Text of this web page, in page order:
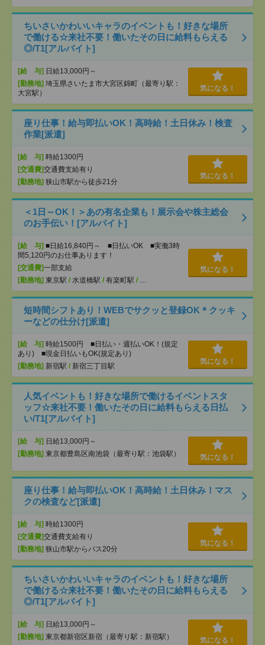
ちいさいかわいいキャラのイベントも！好きな場所
で働ける☆来社不要！働いたその日に給料もらえる
◎/T1[アルバイト]
[給 与] 日給13,000円～
[勤務地] 埼玉県さいたま市大宮区錦町（最寄り駅：
大宮駅）
気になる！
座り仕事！給与即払いOK！高時給！土日休み！検査
作業[派遣]
[給 与] 時給1300円
[交通費]交通費支給有り
[勤務地] 狭山市駅から徒歩21分
気になる！
＜1日～OK！＞あの有名企業も！展示会や株主総会
のお手伝い！[アルバイト]
[給 与] ■日給16,840円～ ■日払いOK ■実働3時
間5,120円のお仕事あります！
[交通費]一部支給
[勤務地] 東京駅 / 水道橋駅 / 有楽町駅 / …
気になる！
短時間シフトあり！WEBでサクッと登録OK＊クッキ
ーなどの仕分け[派遣]
[給 与] 時給1500円 ■日払い・週払いOK！(規定
あり) ■現金日払いもOK(規定あり)
[勤務地] 新宿駅 / 新宿三丁目駅
気になる！
人気イベントも！好きな場所で働けるイベントスタ
ッフ☆来社不要！働いたその日に給料もらえる日払
い/T1[アルバイト]
[給 与] 日給13,000円～
[勤務地] 東京都豊島区南池袋（最寄り駅：池袋駅） 気になる！
座り仕事！給与即払いOK！高時給！土日休み！マス
クの検査など[派遣]
[給 与] 時給1300円
[交通費]交通費支給有り
[勤務地] 狭山市駅からバス20分
気になる！
ちいさいかわいいキャラのイベントも！好きな場所
で働ける☆来社不要！働いたその日に給料もらえる
◎/T1[アルバイト]
[給 与] 日給13,000円～
[勤務地] 東京都新宿区新宿（最寄り駅：新宿駅） 気になる！